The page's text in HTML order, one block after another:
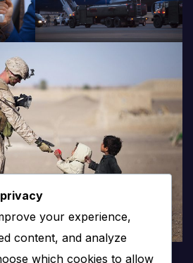
your experience,
content, and analyze
which cookies to allow